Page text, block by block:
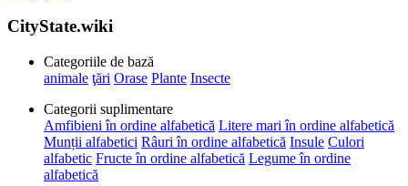
CityState.wiki
Categoriile de bază
animale ţări Orase Plante Insecte
Categorii suplimentare
Amfibieni în ordine alfabetică Litere mari în ordine alfabetică
Munții alfabetici Râuri în ordine alfabetică Insule Culori
alfabetic Fructe în ordine alfabetică Legume în ordine
alfabetică